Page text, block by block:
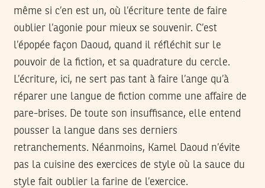
même si c’en est un, où l’écriture tente de faire
oublier l’agonie pour mieux se souvenir. C’est
l’épopée façon Daoud, quand il réfléchit sur le
pouvoir de la fiction, et sa quadrature du cercle.
L’écriture, ici, ne sert pas tant à faire l’ange qu’à
réparer une langue de fiction comme une affaire de
pare-brises. De toute son insuffisance, elle entend
pousser la langue dans ses derniers
retranchements. Néanmoins, Kamel Daoud n’évite
pas la cuisine des exercices de style où la sauce du
style fait oublier la farine de l’exercice.